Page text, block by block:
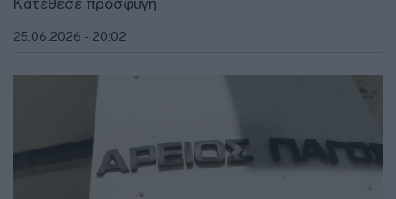
Κατέθεσε προσφυγή
25.06.2026 - 20:02